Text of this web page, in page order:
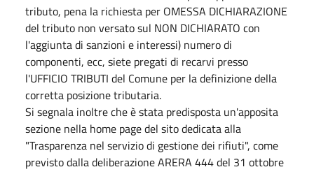
tributo, pena la richiesta per OMESSA DICHIARAZIONE
del tributo non versato sul NON DICHIARATO con
l'aggiunta di sanzioni e interessi) numero di
componenti, ecc, siete pregati di recarvi presso
l'UFFICIO TRIBUTI del Comune per la definizione della
corretta posizione tributaria.
Si segnala inoltre che è stata predisposta un'apposita
sezione nella home page del sito dedicata alla
"Trasparenza nel servizio di gestione dei rifiuti", come
previsto dalla deliberazione ARERA 444 del 31 ottobre